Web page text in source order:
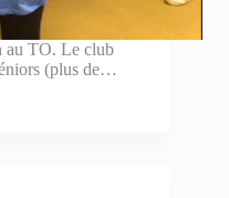
TO. Le club
(plus de…